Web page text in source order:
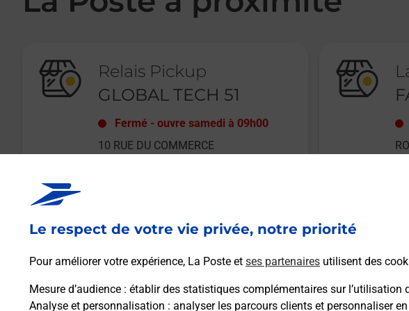
Le respect de votre vie privée, notre priorité
Pour améliorer votre expérience, La Poste et ses partenaires utilisent des
Mesure d’audience : établir des statistiques complémentaires sur l’utilisation
Analyse et personnalisation : analyser les parcours clients et personnaliser
Relais Pickup
GLOBAL TECH 51
Fermé -ouvre samedi à 09h00
10 RUE DU COMMERCE
En savoir plus